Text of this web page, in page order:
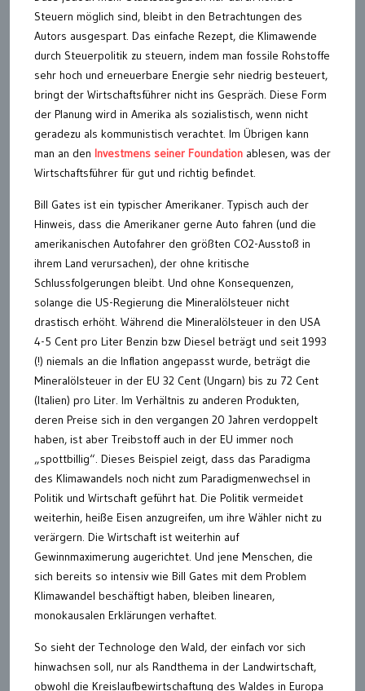
Steuern möglich sind, bleibt in den Betrachtungen des
Autors ausgespart. Das einfache Rezept, die Klimawende
durch Steuerpolitik zu steuern, indem man fossile Rohstoffe
sehr hoch und erneuerbare Energie sehr niedrig besteuert,
bringt der Wirtschaftsführer nicht ins Gespräch. Diese Form
der Planung wird in Amerika als sozialistisch, wenn nicht
geradezu als kommunistisch verachtet. Im Übrigen kann
man an den Investmens seiner Foundation ablesen, was der
Wirtschaftsführer für gut und richtig befindet.
Bill Gates ist ein typischer Amerikaner. Typisch auch der
Hinweis, dass die Amerikaner gerne Auto fahren (und die
amerikanischen Autofahrer den größten CO2-Ausstoß in
ihrem Land verursachen), der ohne kritische
Schlussfolgerungen bleibt. Und ohne Konsequenzen,
solange die US-Regierung die Mineralölsteuer nicht
drastisch erhöht. Während die Mineralölsteuer in den USA
4-5 Cent pro Liter Benzin bzw Diesel beträgt und seit 1993
(!) niemals an die Inflation angepasst wurde, beträgt die
Mineralölsteuer in der EU 32 Cent (Ungarn) bis zu 72 Cent
(Italien) pro Liter. Im Verhältnis zu anderen Produkten,
deren Preise sich in den vergangen 20 Jahren verdoppelt
haben, ist aber Treibstoff auch in der EU immer noch
„spottbillig“. Dieses Beispiel zeigt, dass das Paradigma
des Klimawandels noch nicht zum Paradigmenwechsel in
Politik und Wirtschaft geführt hat. Die Politik vermeidet
weiterhin, heiße Eisen anzugreifen, um ihre Wähler nicht zu
verärgern. Die Wirtschaft ist weiterhin auf
Gewinnmaximerung augerichtet. Und jene Menschen, die
sich bereits so intensiv wie Bill Gates mit dem Problem
Klimawandel beschäftigt haben, bleiben linearen,
monokausalen Erklärungen verhaftet.
So sieht der Technologe den Wald, der einfach vor sich
hinwachsen soll, nur als Randthema in der Landwirtschaft,
obwohl die Kreislaufbewirtschaftung des Waldes in Europa